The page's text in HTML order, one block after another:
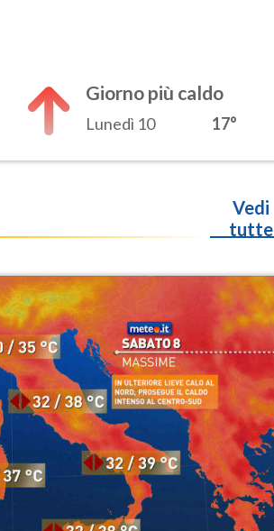
Giorno più caldo
Lunedì 10 17°
Vedi
tutte